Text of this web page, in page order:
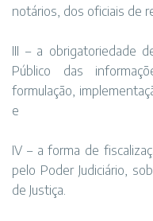
notários, dos oficiais de
III – a obrigatoriedade
Público das
formulação,
e
IV – a forma de
pelo Poder Judiciário,
de Justiça.